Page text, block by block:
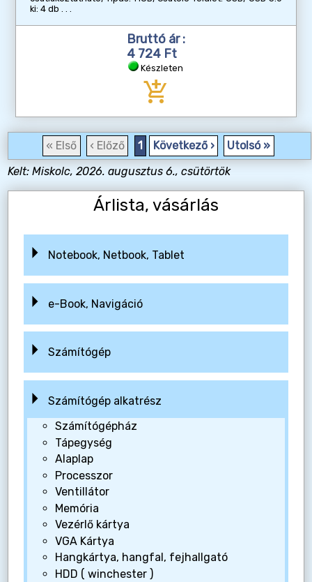
ki: 4 db
Bruttó ár :
4 724 Ft
Készleten
add_shopping_cart
« Első ‹ Előző 1 Következő ›
Utolsó »
Kelt: Miskolc, 2026. augusztus 6., csütörtök
Árlista, vásárlás
Notebook, Netbook, Tablet
e-Book, Navigáció
Számítógép
Számítógép alkatrész
Számítógépház
Tápegység
Alaplap
Processzor
Ventillátor
Memória
Vezérlő kártya
VGA Kártya
Hangkártya, hangfal, fejhallgató
HDD ( winchester )